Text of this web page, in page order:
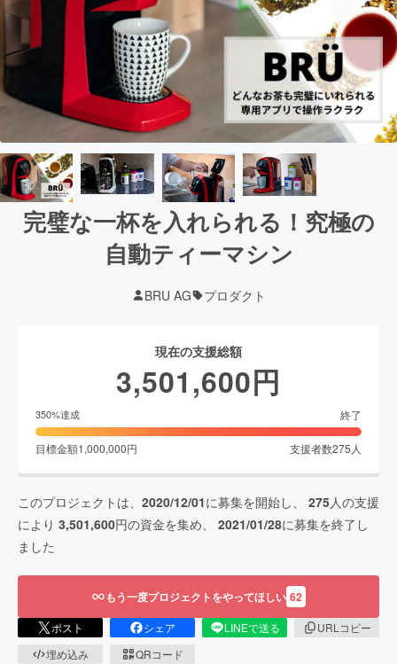
完璧な一杯を入れられる！究極の
自動ティーマシン
BRU AG プロダクト
現在の支援総額
3,501,600円
350%達成 終了
目標金額1,000,000円 支援者数275 人
このプロジェクトは、 2020/12/01に募集を開始し、 275人の支援
により 3,501,600円の資金を集め、 2021/01/28に募集を終了し
ました
もう一度プロジェクトをやってほしい 62
ポスト シェア LINEで送る
URLコピー
埋め込み
QRコード